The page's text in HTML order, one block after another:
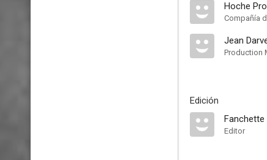
Hoche
Compañía
Jean
Production
Edición
Fanchette
Editor